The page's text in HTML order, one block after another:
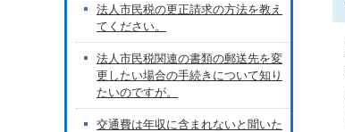
法人市民税の更正請求の方法を教え
てください。
法人市民税関連の書類の郵送先を変
更したい場合の手続きについて知り
たいのですが。
交通費は年収に含まれないと聞いた